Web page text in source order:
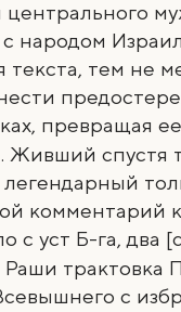
народом
текста, тем не
превращая
. Живший спустя
легендарный
комментарий
с уст Б-га, два
Раши трактовка
с